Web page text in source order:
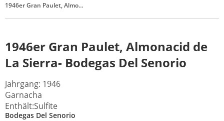
1946er Gran Paulet, Almonacid de La Sierra- Bodegas Del Senorio
1946er Gran Paulet, Almonacid de
La Sierra- Bodegas Del Senorio
Jahrgang: 1946
Garnacha
Enthält:Sulfite
Bodegas Del Senorio